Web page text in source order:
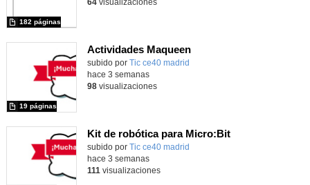
182 páginas
64visualizaciones
Actividades Maqueen
Contenido educativo.
subido por Tic ce40 madrid
19 páginas
hace 3 semanas
98visualizaciones
Kit de robótica para Micro:Bit
Contenido educativo.
subido por Tic ce40 madrid
hace 3 semanas
111 visualizaciones